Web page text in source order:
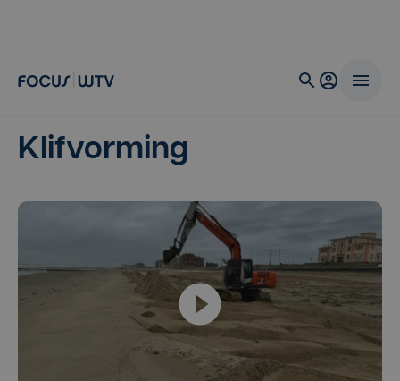
Klifvorming